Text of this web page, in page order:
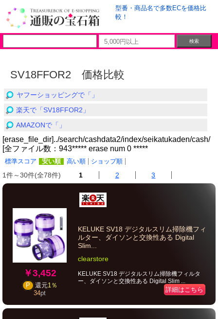
型番・商品名で多数ECを価格比
較！
SV18FFOR2 価格比較
ヤフーショッピングで「」
楽天で「SV18FFOR2」
AMAZONで「」
[erase_file_dir]../search/cashdata2/index/seikatukaden/cash/
[全ファイル数：943***** erase num 0 *****
標準スコア 安い順 高い順 ショップ順
1件～30件(全78件) 1 2 3
￥3,452
P 還元1％
34pt
KELUKE SV18 デジタルスリム掃除機フィ
ルター、ダイソンと交換性ある Digital
Slim...
clearstore
KELUKE SV18 デジタルスリム掃除機フィルタ
ー、ダイソンと交換性ある Digital Slim ...
詳細はこちら